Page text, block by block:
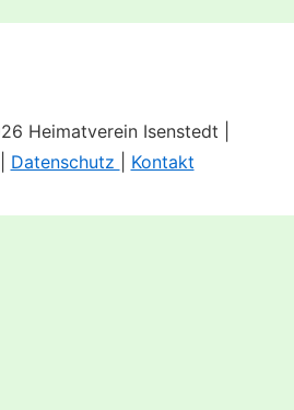
Heimatverein Isenstedt |
Datenschutz Kontakt